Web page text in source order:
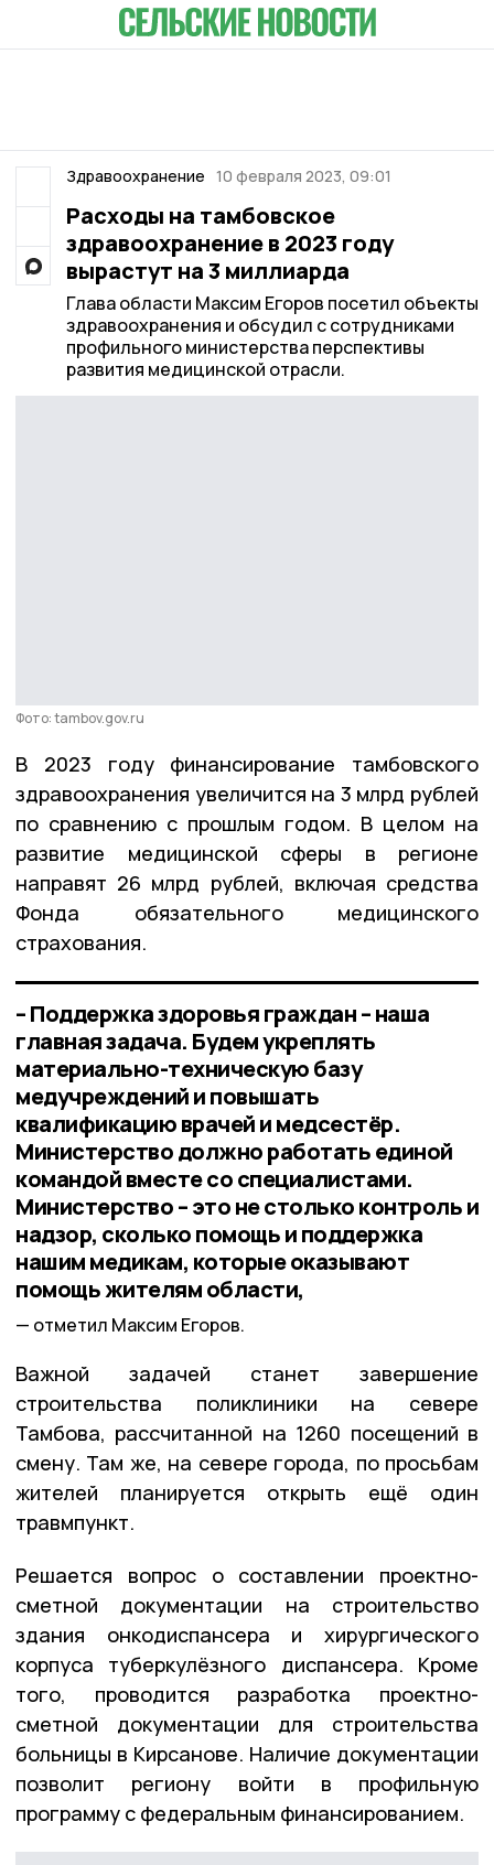
Здравоохранение 10 февраля 2023, 09:01
Расходы на тамбовское
здравоохранение в 2023 году
вырастут на 3 миллиарда
Глава области Максим Егоров посетил объекты
здравоохранения и обсудил с сотрудниками
профильного министерства перспективы
развития медицинской отрасли.
Фото: tambov.gov.ru
В 2023 году финансирование тамбовского
здравоохранения увеличится на 3 млрд рублей
по сравнению с прошлым годом. В целом на
развитие медицинской сферы в регионе
направят 26 млрд рублей, включая средства
Фонда обязательного медицинского
страхования.
– Поддержка здоровья граждан – наша
главная задача. Будем укреплять
материально-техническую базу
медучреждений и повышать
квалификацию врачей и медсестёр.
Министерство должно работать единой
командой вместе со специалистами.
Министерство – это не столько контроль и
надзор, сколько помощь и поддержка
нашим медикам, которые оказывают
помощь жителям области,
отметил Максим Егоров.
Важной задачей станет завершение
строительства поликлиники на севере
Тамбова, рассчитанной на 1260 посещений в
смену. Там же, на севере города, по просьбам
жителей планируется открыть ещё один
травмпункт.
Решается вопрос о составлении проектно-
сметной документации на строительство
здания онкодиспансера и хирургического
корпуса туберкулёзного диспансера. Кроме
того, проводится разработка проектно-
сметной документации для строительства
больницы в Кирсанове. Наличие документации
позволит региону войти в профильную
программу с федеральным финансированием.